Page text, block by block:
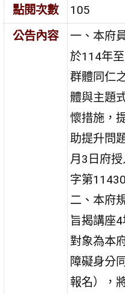
點閱次數
105
公告內容
一、本府
於114年
群體同仁
體與主題
懷措施，
助提升問
月3日府
字第
二、本府
旨揭講座
對象為本
障礙身分
報名），